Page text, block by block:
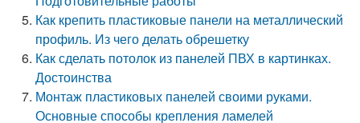
Как крепить пластиковые панели на металлический
профиль. Из чего делать обрешетку
Как сделать потолок из панелей ПВХ в картинках.
Достоинства
Монтаж пластиковых панелей своими руками.
Основные способы крепления ламелей